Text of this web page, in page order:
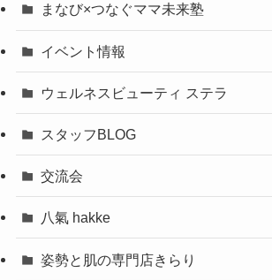
まなび×つなぐママ未来塾
イベント情報
ウェルネスビューティ ステラ
スタッフBLOG
交流会
八氣 hakke
姿勢と肌の専門店きらり